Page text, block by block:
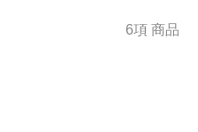
6項 商品